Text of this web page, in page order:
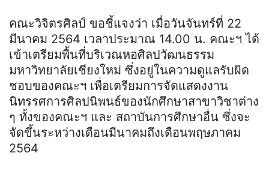
คณะวิจิตรศิลป์ ขอชี้แจงว่า เมื่อวันจันทร์ที่ 22
มีนาคม 2564 เวลาประมาณ 14.00 น. คณะฯ ได้
เข้าเตรียมพื้นที่บริเวณหอศิลปวัฒนธรรม
มหาวิทยาลัยเชียงใหม่ ซึ่งอยู่ในความดูแลรับผิด
ชอบของคณะฯ เพื่อเตรียมการจัดแสดงงาน
นิทรรศการศิลปนิพนธ์ของนักศึกษาสาขาวิชาต่าง
ๆ ทั้งของคณะฯ และ สถาบันการศึกษาอื่น ซึ่งจะ
จัดขึ้นระหว่างเดือนมีนาคมถึงเดือนพฤษภาคม
2564